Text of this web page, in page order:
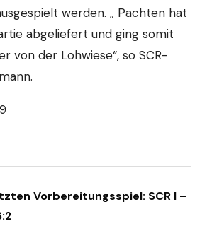
werden. „ Pachten hat
abgeliefert und ging somit
von der Lohwiese“, so SCR-
Vorbereitungsspiel: SCR I –